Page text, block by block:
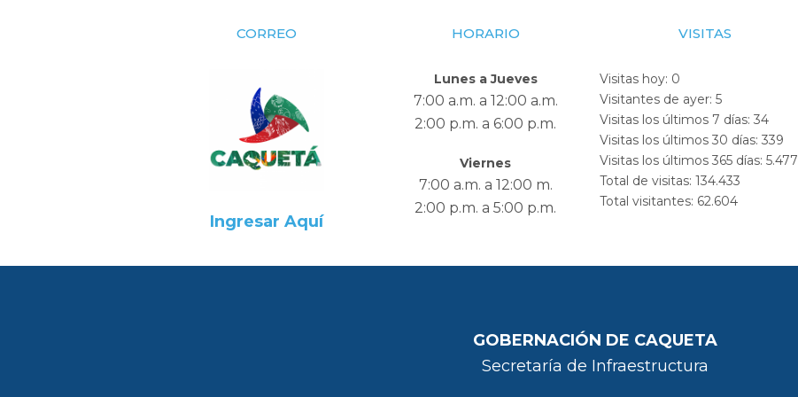
CORREO
Ingresar Aquí
HORARIO
Lunes a Jueves
7:00 a.m. a 12:00 a.m.
2:00 p.m. a 6:00 p.m.
Viernes
7:00 a.m. a 12:00 m.
2:00 p.m. a 5:00 p.m.
VISITAS
Visitas hoy: 0
Visitantes de ayer: 5
Visitas los últimos 7 días: 34
Visitas los últimos 30 días: 339
Visitas los últimos 365 días: 5.477
Total de visitas: 134.433
Total visitantes: 62.604
GOBERNACIÓN DE CAQUETA
Secretaría de Infraestructura